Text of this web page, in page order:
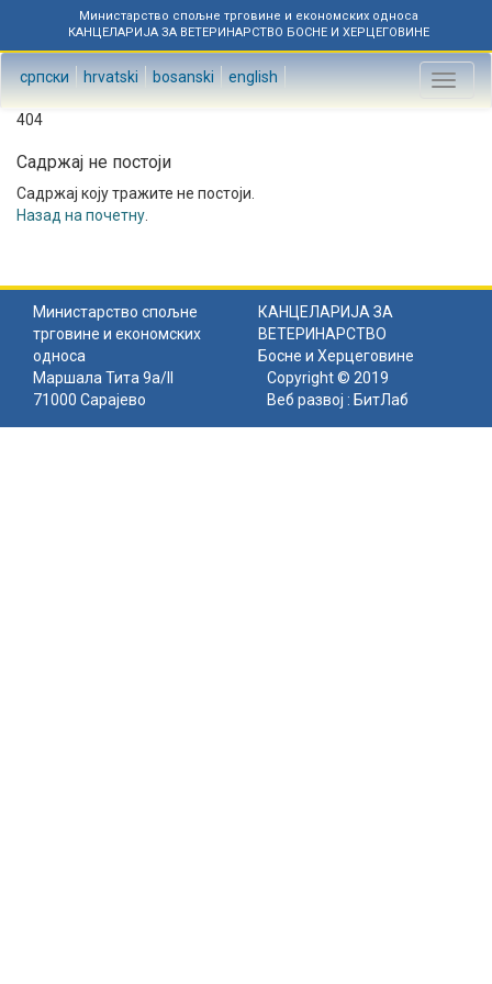
Министарство спољне трговине и економских односа
КАНЦЕЛАРИЈА ЗА ВЕТЕРИНАРСТВО БОСНЕ И ХЕРЦЕГОВИНЕ
српски hrvatski bosanski english
Toggle
404
Садржај не постоји
Садржај коју тражите не постоји.
Назад на почетну
Министарство спољне
трговине и економских
односа
КАНЦЕЛАРИЈА ЗА
ВЕТЕРИНАРСТВО
Босне и Херцеговине
Маршала Тита 9а/II
71000 Сарајево
Copyright © 2019
Веб развој : БитЛаб